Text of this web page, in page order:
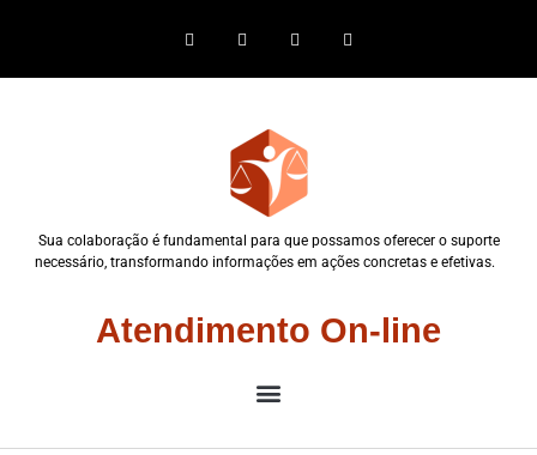
Sua colaboração é fundamental para que possamos oferecer o suporte
necessário, transformando informações em ações concretas e efetivas.
Atendimento On-line